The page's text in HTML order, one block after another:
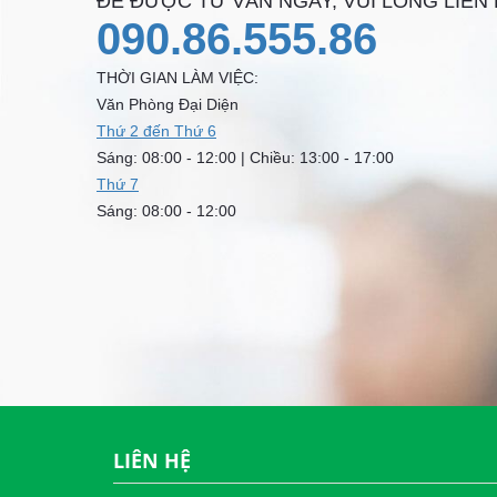
090.86.555.86
THỜI GIAN LÀM VIỆC:
Văn Phòng Đại Diện
Thứ 2 đến Thứ 6
Sáng: 08:00 - 12:00 | Chiều: 13:00 - 17:00
Thứ 7
Sáng: 08:00 - 12:00
LIÊN HỆ